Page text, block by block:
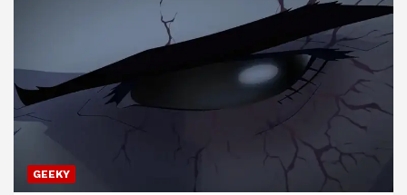
GEEKY